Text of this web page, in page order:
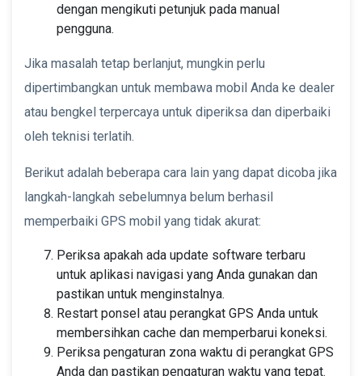
dengan mengikuti petunjuk pada manual
pengguna.
Jika masalah tetap berlanjut, mungkin perlu
dipertimbangkan untuk membawa mobil Anda ke dealer
atau bengkel terpercaya untuk diperiksa dan diperbaiki
oleh teknisi terlatih.
Berikut adalah beberapa cara lain yang dapat dicoba jika
langkah-langkah sebelumnya belum berhasil
memperbaiki GPS mobil yang tidak akurat:
Periksa apakah ada update software terbaru
untuk aplikasi navigasi yang Anda gunakan dan
pastikan untuk menginstalnya.
Restart ponsel atau perangkat GPS Anda untuk
membersihkan cache dan memperbarui koneksi.
Periksa pengaturan zona waktu di perangkat GPS
Anda dan pastikan pengaturan waktu yang tepat.